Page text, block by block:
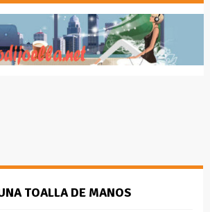
TOALLA DE MANOS